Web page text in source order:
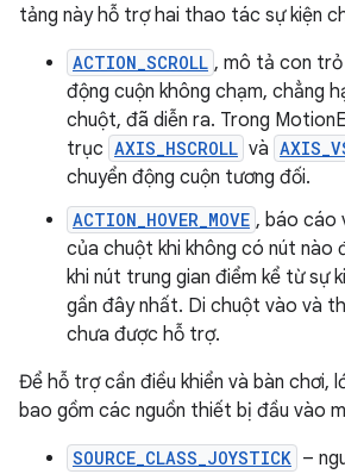
tảng này hỗ trợ hai thao tác sự kiện
ACTION_SCROLL , mô tả con
động cuộn không chạm, chẳng
chuột, đã diễn ra. Trong
trục AXIS_HSCROLL và
chuyển động cuộn tương đối.
ACTION_HOVER_MOVE , báo cáo
của chuột khi không có nút nào
khi nút trung gian điểm kể từ sự
gần đây nhất. Di chuột vào và
chưa được hỗ trợ.
Để hỗ trợ cần điều khiển và bàn chơi,
bao gồm các nguồn thiết bị đầu vào
SOURCE_CLASS_JOYSTICK –